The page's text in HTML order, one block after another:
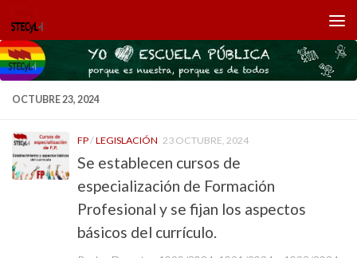
Saltar al contenido
OCTUBRE 23, 2024
FP/LEGISLACIÓN 23 OCTUBRE, 2024
Se establecen cursos de
especialización de Formación
Profesional y se fijan los aspectos
básicos del currículo.